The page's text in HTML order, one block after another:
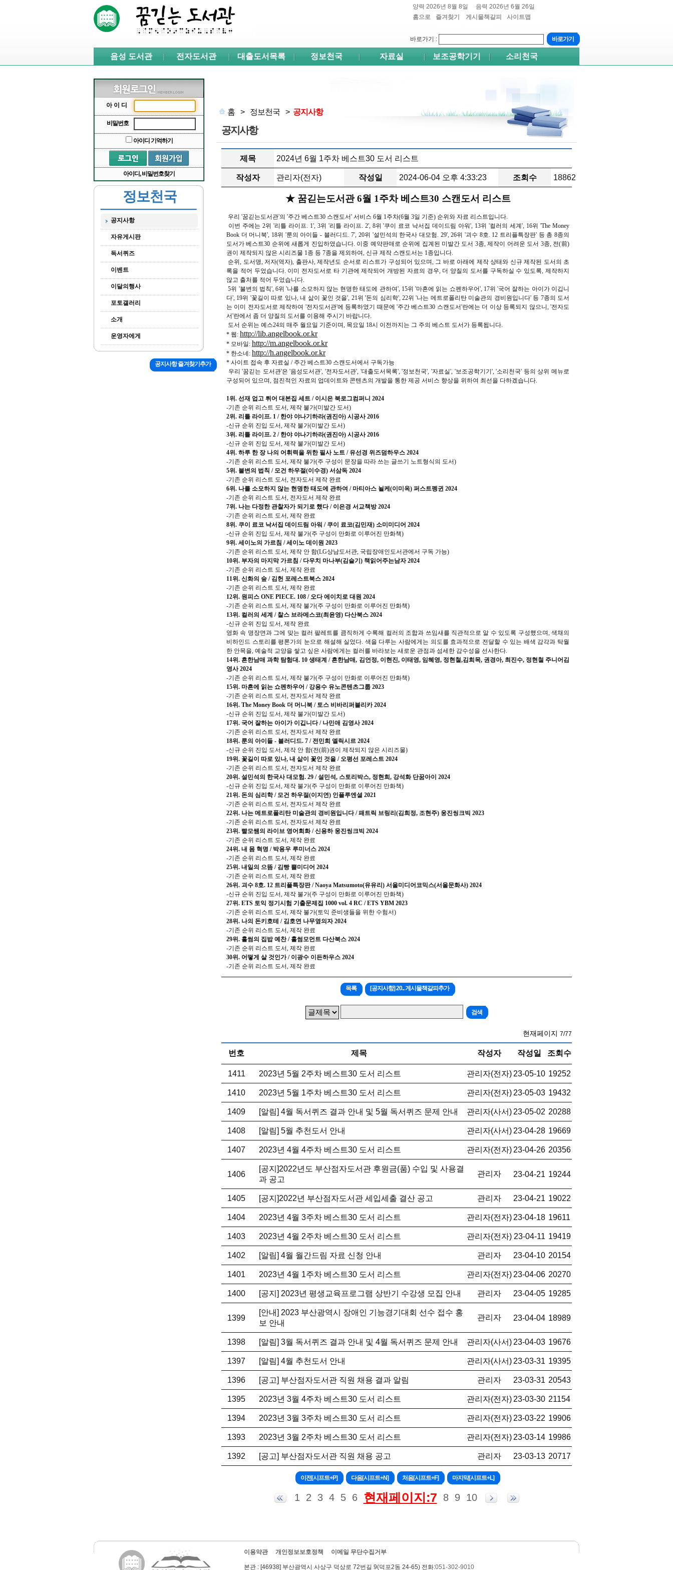
양력 2026년 8월 8일
음력 2026년 6월 26일
홈으로
즐겨찾기
게시물책갈피
사이트맵
바로가기 :
음성 도서관 전자도서관 대출도서목록 정보천국 자료실 보조공학기기 소리천국
아이디
비밀번호
아이디 기억하기
아이디, 비밀번호찾기
정보천국
공지사항
자유게시판
독서퀴즈
이벤트
이달의행사
포토갤러리
소개
운영자에게
홈 > 정보천국 > 공지사항
공지사항
제목 2024년 6월 1주차 베스트30 도서 리스트
작성자 관리자(전자) 작성일 2024-06-04 오후 4:33:23 조회수 18862
★ 꿈긷는도서관 6월 1주차 베스트30 스캔도서 리스트
우리 '꿈긷는도서관'의 '주간 베스트30 스캔도서' 서비스 6월 1주차(6월 3일 기준) 순위와 자료 리스트입니다.
이번 주에는 2위 '리틀 라이프. 1', 3위 '리틀 라이프. 2', 8위 '쿠이 료코 낙서집 데이드림 아워', 13위 '컬러의 세계', 16위 'The Money
Book 더 머니북', 18위 '룬의 아이들 - 블러디드. 7', 20위 '설민석의 한국사 대모험. 29', 26위 '괴수 8호. 12 트리플특장판' 등 총 8종의
도서가 베스트30 순위에 새롭게 진입하였습니다. 이중 예약판매로 순위에 집계된 미발간 도서 3종, 제작이 어려운 도서 3종, 전(前)
권이 제작되지 않은 시리즈물 1종 등 7종을 제외하여, 신규 제작 스캔도서는 1종입니다.
순위, 도서명, 저자(역자), 출판사, 제작년도 순서로 리스트가 구성되어 있으며, 그 바로 아래에 제작 상태와 신규 제작된 도서의 초
록을 적어 두었습니다. 이미 전자도서로 타 기관에 제작되어 개방된 자료의 경우, 더 양질의 도서를 구독하실 수 있도록, 제작하지
않고 출처를 적어 두었습니다.
5위 '불변의 법칙', 6위 '나를 소모하지 않는 현명한 태도에 관하여', 15위 '마흔에 읽는 쇼펜하우어', 17위 '국어 잘하는 아이가 이깁니
다', 19위 '꽃길이 따로 있나, 내 삶이 꽃인 것을', 21위 '돈의 심리학', 22위 '나는 메트로폴리탄 미술관의 경비원입니다' 등 7종의 도서
는 이미 전자도서로 제작하여 '전자도서관'에 등록하였기 때문에 '주간 베스트30 스캔도서'란에는 더 이상 등록되지 않으니, '전자도
서'란에서 좀 더 양질의 도서를 이용해 주시기 바랍니다.
도서 순위는 예스24의 매주 월요일 기준이며, 목요일 18시 이전까지는 그 주의 베스트 도서가 등록됩니다.
* 웹: http://lib.angelbook.or.kr
* 모바일: http://m.angelbook.or.kr
* 한소네: http://h.angelbook.or.kr
* 사이트 접속 후 자료실 / 주간 베스트30 스캔도서에서 구독가능
우리 '꿈긷는 도서관'은 '음성도서관', '전자도서관', '대출도서목록', '정보천국', '자료실', '보조공학기기', '소리천국' 등의 상위 메뉴로
구성되어 있으며, 점진적인 자료의 업데이트와 콘텐츠의 개발을 통한 제공 서비스 향상을 위하여 최선을 다하겠습니다.
1위. 선재 업고 튀어 대본집 세트 / 이시은 북로그컴퍼니 2024
-기존 순위 리스트 도서, 제작 불가(미발간 도서)
2위. 리틀 라이프. 1 / 한야 야나기하라(권진아) 시공사 2016
-신규 순위 진입 도서, 제작 불가(미발간 도서)
3위. 리틀 라이프. 2 / 한야 야나기하라(권진아) 시공사 2016
-신규 순위 진입 도서, 제작 불가(미발간 도서)
4위. 하루 한 장 나의 어휘력을 위한 필사 노트 / 유선경 위즈덤하우스 2024
-기존 순위 리스트 도서, 제작 불가(주 구성이 문장을 따라 쓰는 글쓰기 노트형식의 도서)
5위. 불변의 법칙 / 모건 하우절(이수경) 서삼독 2024
-기존 순위 리스트 도서, 전자도서 제작 완료
6위. 나를 소모하지 않는 현명한 태도에 관하여 / 마티아스 뇔케(이미옥) 퍼스트펭귄 2024
-기존 순위 리스트 도서, 전자도서 제작 완료
7위. 나는 다정한 관찰자가 되기로 했다 / 이은경 서교책방 2024
-기존 순위 리스트 도서, 제작 완료
8위. 쿠이 료코 낙서집 데이드림 아워 / 쿠이 료코(김민재) 소미미디어 2024
-신규 순위 진입 도서, 제작 불가(주 구성이 만화로 이루어진 만화책)
9위. 세이노의 가르침 / 세이노 데이원 2023
-기존 순위 리스트 도서, 제작 안 함(LG상남도서관, 국립장애인도서관에서 구독 가능)
10위. 부자의 마지막 가르침 / 다우치 마나부(김슬기) 책읽어주는남자 2024
-기존 순위 리스트 도서, 제작 완료
11위. 신화의 숲 / 김헌 포레스트북스 2024
-기존 순위 리스트 도서, 제작 완료
12위. 원피스 ONE PIECE. 108 / 오다 에이치로 대원 2024
-기존 순위 리스트 도서, 제작 불가(주 구성이 만화로 이루어진 만화책)
13위. 컬러의 세계 / 찰스 브라메스코(최윤영) 다산북스 2024
-신규 순위 진입 도서, 제작 완료
영화 속 명장면과 그에 맞는 컬러 팔레트를 큼직하게 수록해 컬러의 조합과 쓰임새를 직관적으로 알 수 있도록 구성했으며, 색채의
비하인드 스토리를 평론가의 눈으로 해설해 실었다. 색을 다루는 사람에게는 의도를 효과적으로 전달할 수 있는 배색 감각과 탁월
한 안목을, 예술적 교양을 쌓고 싶은 사람에게는 컬러를 바라보는 새로운 관점과 섬세한 감수성을 선사한다.
14위. 흔한남매 과학 탐험대. 10 생태계 / 흔한남매, 김언정, 이현진, 이태영, 임혜영, 정현철,김희목, 권경아, 최진수, 정현철 주니어김
영사 2024
-기존 순위 리스트 도서, 제작 불가(주 구성이 만화로 이루어진 만화책)
15위. 마흔에 읽는 쇼펜하우어 / 강용수 유노콘텐츠그룹 2023
-기존 순위 리스트 도서, 전자도서 제작 완료
16위. The Money Book 더 머니북 / 토스 비바리퍼블리카 2024
-신규 순위 진입 도서, 제작 불가(미발간 도서)
17위. 국어 잘하는 아이가 이깁니다 / 나민애 김영사 2024
-기존 순위 리스트 도서, 전자도서 제작 완료
18위. 룬의 아이들 - 블러디드. 7 / 전민희 엘릭시르 2024
-신규 순위 진입 도서, 제작 안 함(전(前)권이 제작되지 않은 시리즈물)
19위. 꽃길이 따로 있나, 내 삶이 꽃인 것을 / 오평선 포레스트 2024
-기존 순위 리스트 도서, 전자도서 제작 완료
20위. 설민석의 한국사 대모험. 29 / 설민석, 스토리박스, 정현희, 강석화 단꿈아이 2024
-신규 순위 진입 도서, 제작 불가(주 구성이 만화로 이루어진 만화책)
21위. 돈의 심리학 / 모건 하우절(이지연) 인플루엔셜 2021
-기존 순위 리스트 도서, 전자도서 제작 완료
22위. 나는 메트로폴리탄 미술관의 경비원입니다 / 패트릭 브링리(김희정, 조현주) 웅진씽크빅 2023
-기존 순위 리스트 도서, 전자도서 제작 완료
23위. 빨모쌤의 라이브 영어회화 / 신용하 웅진씽크빅 2024
-기존 순위 리스트 도서, 제작 완료
24위. 내 몸 혁명 / 박용우 루미너스 2024
-기존 순위 리스트 도서, 제작 완료
25위. 내일의 으뜸 / 김빵 뿔미디어 2024
-기존 순위 리스트 도서, 제작 완료
26위. 괴수 8호. 12 트리플특장판 / Naoya Matsumoto(유유리) 서울미디어코믹스(서울문화사) 2024
-신규 순위 진입 도서, 제작 불가(주 구성이 만화로 이루어진 만화책)
27위. ETS 토익 정기시험 기출문제집 1000 vol. 4 RC / ETS YBM 2023
-기존 순위 리스트 도서, 제작 불가(토익 준비생들을 위한 수험서)
28위. 나의 돈키호테 / 김호연 나무옆의자 2024
-기존 순위 리스트 도서, 제작 완료
29위. 홀썸의 집밥 예찬 / 홀썸모먼트 다산북스 2024
-기존 순위 리스트 도서, 제작 완료
30위. 어떻게 살 것인가 / 이광수 이든하우스 2024
-기존 순위 리스트 도서, 제작 완료
목록 [공지사항] 20.. 게시물책갈피추가
현재페이지 7/77
번호 제목 작성자 작성일 조회수
1411 2023년 5월 2주차 베스트30 도서 리스트 관리자(전자) 23-05-10 19252
1410 2023년 5월 1주차 베스트30 도서 리스트 관리자(전자) 23-05-03 19432
1409 [알림] 4월 독서퀴즈 결과 안내 및 5월 독서퀴즈 문제 안내 관리자(사서) 23-05-02 20288
1408 [알림] 5월 추천도서 안내 관리자(사서) 23-04-28 19669
1407 2023년 4월 4주차 베스트30 도서 리스트 관리자(전자) 23-04-26 20356
1406
[공지]2022년도 부산점자도서관 후원금(품) 수입 및 사용결
과 공고
관리자 23-04-21 19244
1405 [공지]2022년 부산점자도서관 세입세출 결산 공고 관리자 23-04-21 19022
1404 2023년 4월 3주차 베스트30 도서 리스트 관리자(전자) 23-04-18 19611
1403 2023년 4월 2주차 베스트30 도서 리스트 관리자(전자) 23-04-11 19419
1402 [알림] 4월 월간드림 자료 신청 안내 관리자 23-04-10 20154
1401 2023년 4월 1주차 베스트30 도서 리스트 관리자(전자) 23-04-06 20270
1400 [공지] 2023년 평생교육프로그램 상반기 수강생 모집 안내 관리자 23-04-05 19285
1399
[안내] 2023 부산광역시 장애인 기능경기대회 선수 접수 홍
보 안내
관리자 23-04-04 18989
1398 [알림] 3월 독서퀴즈 결과 안내 및 4월 독서퀴즈 문제 안내 관리자(사서) 23-04-03 19676
1397 [알림] 4월 추천도서 안내 관리자(사서) 23-03-31 19395
1396 [공고] 부산점자도서관 직원 채용 결과 알림 관리자 23-03-31 20543
1395 2023년 3월 4주차 베스트30 도서 리스트 관리자(전자) 23-03-30 21154
1394 2023년 3월 3주차 베스트30 도서 리스트 관리자(전자) 23-03-22 19906
1393 2023년 3월 2주차 베스트30 도서 리스트 관리자(전자) 23-03-14 19986
1392 [공고] 부산점자도서관 직원 채용 공고 관리자 23-03-13 20717
1 2 3 4 5 6 현재페이지:7 8 9 10
공지사항 즐겨찾기추가
이용약관 개인정보보호정책 이메일 무단수집거부
본관 : [46938] 부산광역시 사상구 덕상로 72번길 9(덕포2동 24-65) 전화:051-302-9010